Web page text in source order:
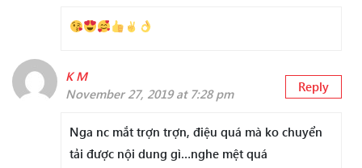
K M
November 27, 2019 at 7:28 pm
Reply
Nga nc mắt trợn trợn, điệu quá mà ko chuyển
tải được nội dung gì…nghe mệt quá